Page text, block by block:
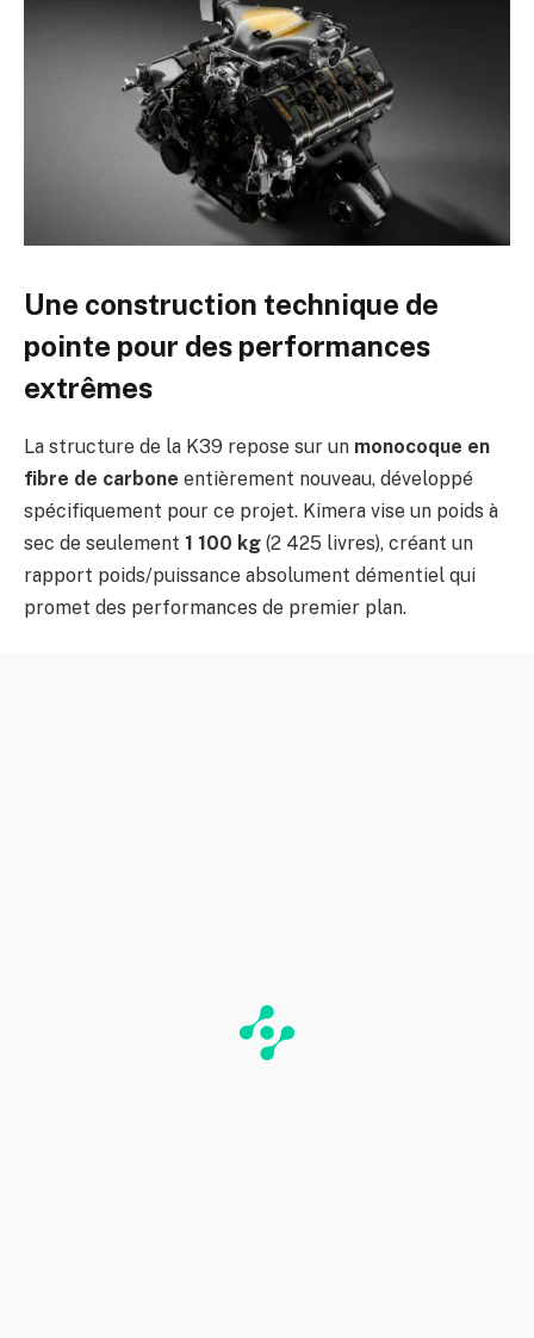
Une construction technique de
pointe pour des performances
extrêmes
La structure de la K39 repose sur un monocoque en
fibre de carbone entièrement nouveau, développé
spécifiquement pour ce projet. Kimera vise un poids à
sec de seulement 1 100 kg (2 425 livres), créant un
rapport poids/puissance absolument démentiel qui
promet des performances de premier plan.